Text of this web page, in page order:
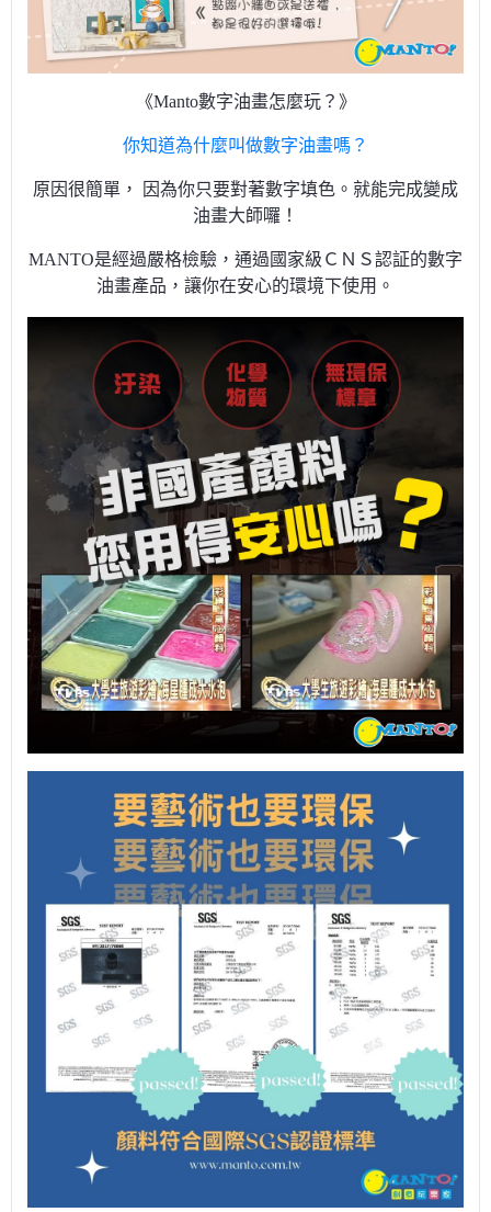
《Manto數字油畫怎麼玩？》
你知道為什麼叫做數字油畫嗎？
原因很簡單， 因為你只要對著數字填色。就能完成變成
油畫大師囉！
MANTO是經過嚴格檢驗，通過國家級ＣＮＳ認証的數字
油畫產品，讓你在安心的環境下使用。